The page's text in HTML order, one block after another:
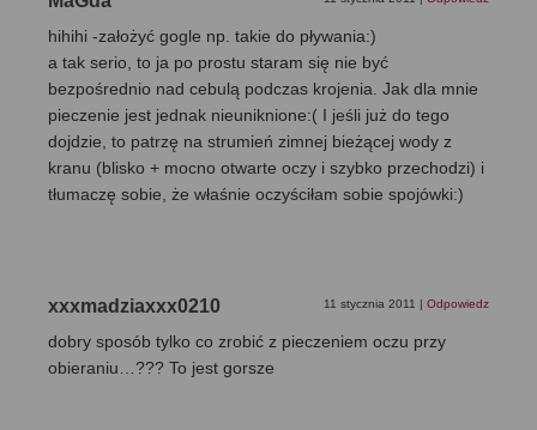
hihihi -założyć gogle np. takie do pływania:)
a tak serio, to ja po prostu staram się nie być
bezpośrednio nad cebulą podczas krojenia. Jak dla mnie
pieczenie jest jednak nieuniknione:( I jeśli już do tego
dojdzie, to patrzę na strumień zimnej bieżącej wody z
kranu (blisko + mocno otwarte oczy i szybko przechodzi) i
tłumaczę sobie, że właśnie oczyściłam sobie spojówki:)
xxxmadziaxxx0210 11 stycznia 2011 | Odpowiedz
dobry sposób tylko co zrobić z pieczeniem oczu przy
obieraniu…??? To jest gorsze